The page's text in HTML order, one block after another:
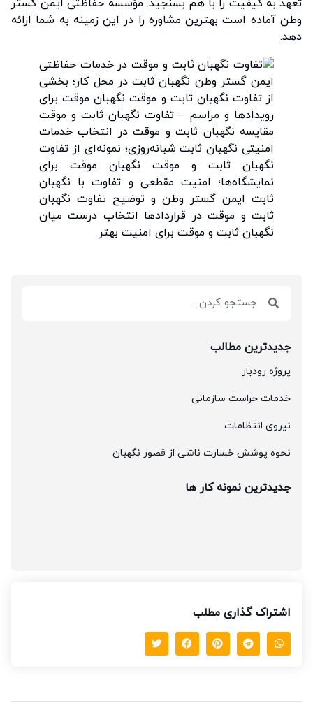
تعهد به کیفیت را با هم بسنجید. مؤسسه حفاظتی ایمن گستر
وطن آماده است بهترین مشاوره را در این زمینه به شما ارائه
دهد.
جدیدترین مطالب
پروژه رودبار
خدمات حراست سازمانی
نیروی انتظامات
نحوه پوشش خسارت ناشی از قصور نگهبان
جدیدترین نمونه کار ها
اشتراک گذاری مطلب